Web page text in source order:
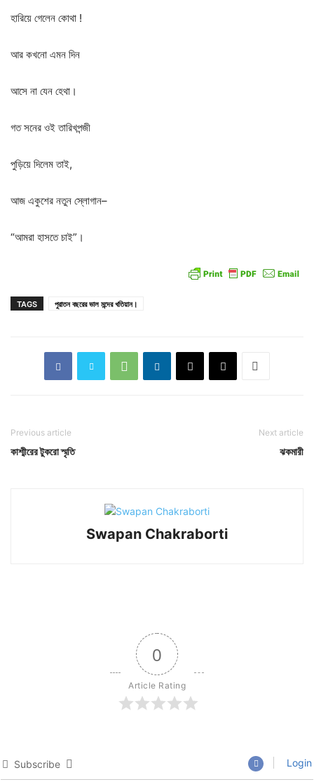
হারিয়ে গেলেন কোথা !
আর কখনো এমন দিন
আসে না যেন হেথা।
গত সনের ওই তারিখপন্জী
পুড়িয়ে দিলেম তাই,
আজ একুশের নতুন স্লোগান–
“আমরা হাসতে চাই” ।
TAGS পুরাতন বছরের ভাল মন্দের খতিয়ান।
Previous article
কাশ্মীরের টুকরো স্মৃতি
Next article
ঝকমারী
Swapan Chakraborti
0
Article Rating
Subscribe Login